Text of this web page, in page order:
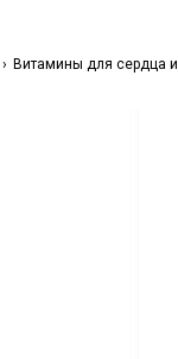
Витамины для сердца